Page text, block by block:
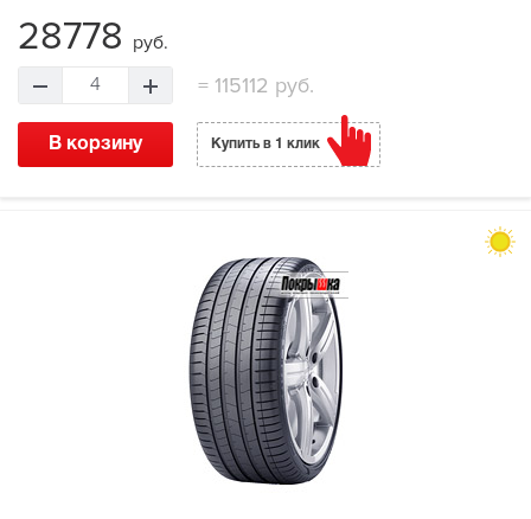
28778 руб.
4 =115112 руб.
В корзину Купить в 1 клик